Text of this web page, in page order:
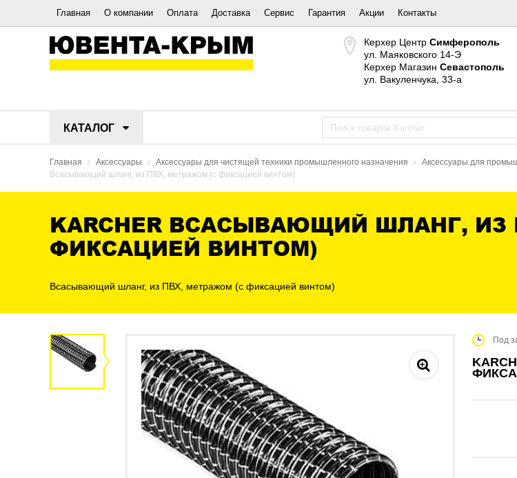
Главная О компании Оплата Доставка Сервис Гарантия Акции Контакты
Керхер Центр Симферополь
ул. Маяковского 14-Э
Керхер Магазин Севастополь
ул. Вакуленчука, 33-а
КАТАЛОГ
Главная Аксессуары Аксессуары для чистящей техники промышленного назначения Аксессуары для
Всасывающий шланг, из ПВХ, метражом (с фиксацией винтом)
KARCHER ВСАСЫВАЮЩИЙ ШЛАНГ,
ФИКСАЦИЕЙ ВИНТОМ)
Всасывающий шланг, из ПВХ, метражом (с фиксацией винтом)
Под